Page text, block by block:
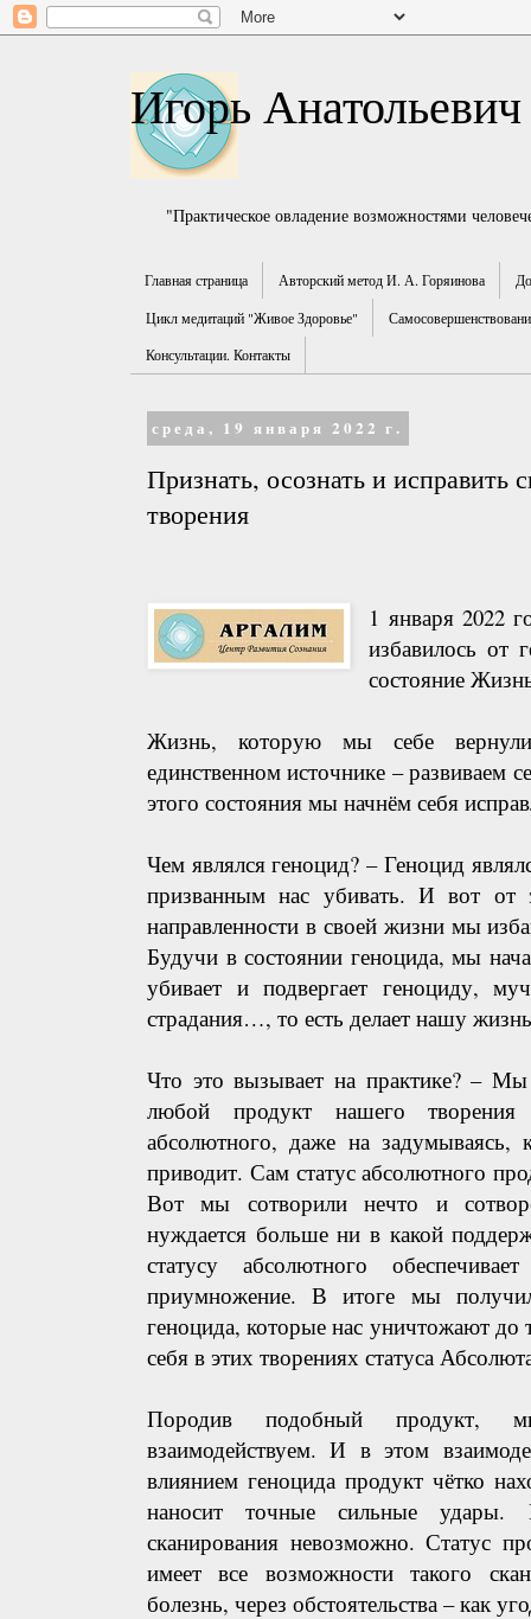
Игорь
"Практическое овладение возможностями
Главная страница Авторский метод И. А. Горяинова
Цикл медитаций "Живое Здоровье"
Консультации. Контакты
среда, 19 января 2022 г.
Признать, осознать и исправить
творения
1 января 2022
избавилось от
состояние
Жизнь, которую мы себе
единственном источнике – развиваем
этого состояния мы начнём себя
Чем являлся геноцид? – Геноцид
призванным нас убивать. И вот от
направленности в своей жизни мы
Будучи в состоянии геноцида, мы
убивает и подвергает геноциду,
страдания…, то есть делает нашу
Что это вызывает на практике? –
любой продукт нашего
абсолютного, даже на задумываясь,
приводит. Сам статус абсолютного
Вот мы сотворили нечто и
нуждается больше ни в какой
статусу абсолютного
приумножение. В итоге мы
геноцида, которые нас уничтожают
себя в этих творениях статуса
Породив подобный
взаимодействуем. И в этом
влиянием геноцида продукт чётко
наносит точные сильные удары.
сканирования невозможно. Статус
имеет все возможности такого
болезнь, через обстоятельства – как